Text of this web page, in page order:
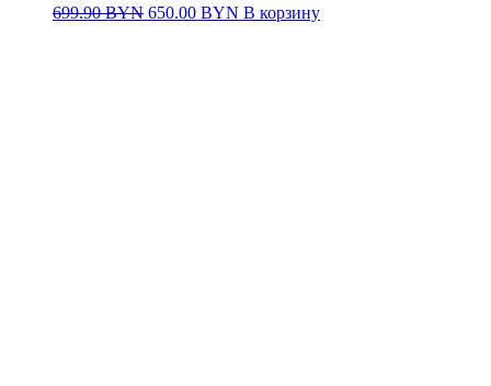
699.90BYN Первоначальная
650.00 BYN Текущая
В корзину